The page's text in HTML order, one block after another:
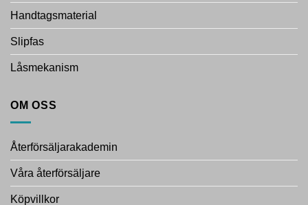
Handtagsmaterial
Slipfas
Låsmekanism
OM OSS
Återförsäljarakademin
Våra återförsäljare
Köpvillkor